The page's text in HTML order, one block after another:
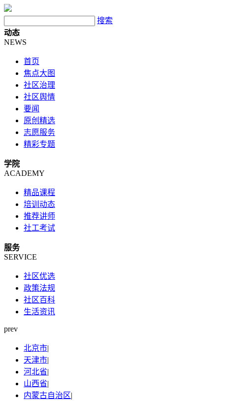
搜索
动态
NEWS
首页
焦点大图
社区治理
社区舆情
要闻
原创精选
志愿服务
精彩专题
学院
ACADEMY
精品课程
培训动态
推荐讲师
社工考试
服务
SERVICE
社区优选
政策法规
社区百科
生活资讯
prev
北京市|
天津市|
河北省|
山西省|
内蒙古自治区|